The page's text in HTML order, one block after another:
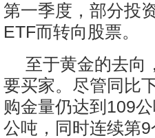
第一季度，部分投
ETF而转向股票。
至于黄金的去向
要买家。尽管同比
购金量仍达到109
公吨，同时连续第